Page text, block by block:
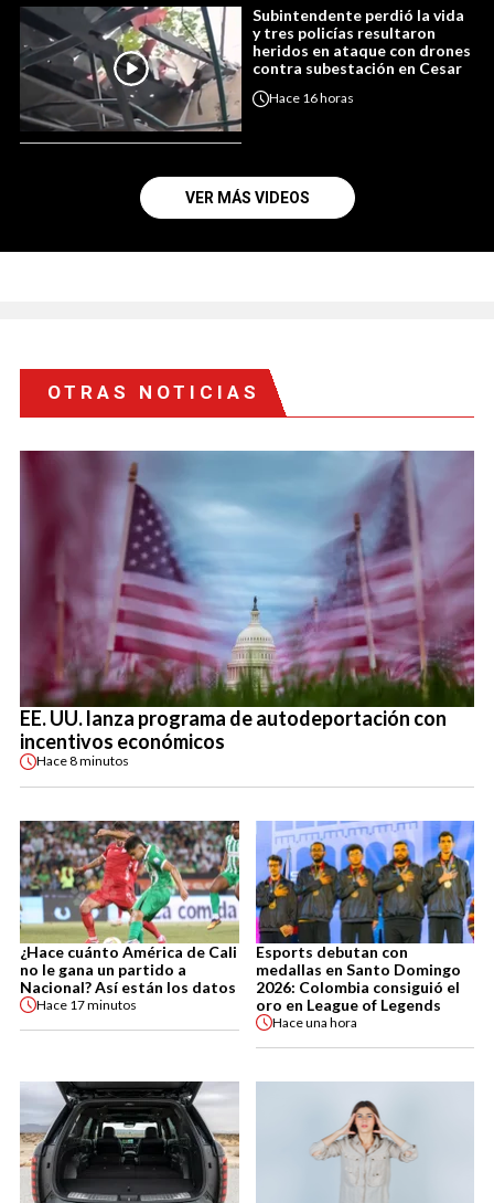
Subintendente perdió la vida
y tres policías resultaron
heridos en ataque con drones
contra subestación en Cesar
Hace 16 horas
VER MÁS VIDEOS
OTRAS NOTICIAS
EE. UU. lanza programa de autodeportación con
incentivos económicos
Hace8 minutos
¿Hace cuánto América de Cali
no le gana un partido a
Nacional? Así están los datos
Hace 17 minutos
Esports debutan con
medallas en Santo Domingo
2026: Colombia consiguió el
oro en League of Legends
Haceuna hora